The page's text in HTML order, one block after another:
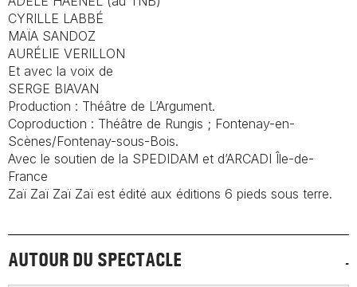
CYRILLE LABBÉ
MAÏA SANDOZ
AURÉLIE VERILLON
Et avec la voix de
SERGE BIAVAN
Production : Théâtre de L’Argument.
Coproduction : Théâtre de Rungis ; Fontenay-en-
Scènes/Fontenay-sous-Bois.
Avec le soutien de la SPEDIDAM et d’ARCADI Île-de-
France
Zaï Zaï Zaï Zaï est édité aux éditions 6 pieds sous terre.
AUTOUR DU SPECTACLE